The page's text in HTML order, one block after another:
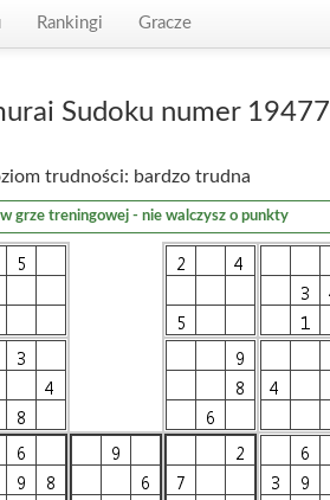
Rankingi Gracze
Sudoku numer 19477
trudności: bardzo trudna
grze treningowej - nie walczysz o punkty